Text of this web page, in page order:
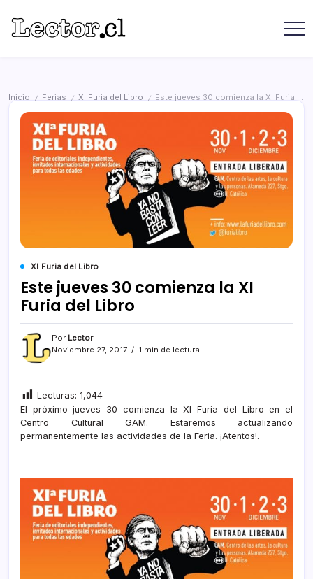
contenido
de
editoriales
independientes
chilenas
Chilena
Inicio / Ferias / XI Furia del Libro / Este jueves 30 comienza la XI Furia del Libro
XI Furia del Libro
Este jueves 30 comienza la XI
Furia del Libro
Por Lector
Noviembre 27, 2017
1 min de lectura
Lecturas: 1,044
El próximo jueves 30 comienza la XI Furia del Libro en el
Centro Cultural GAM. Estaremos actualizando
permanentemente las actividades de la Feria. ¡Atentos!.